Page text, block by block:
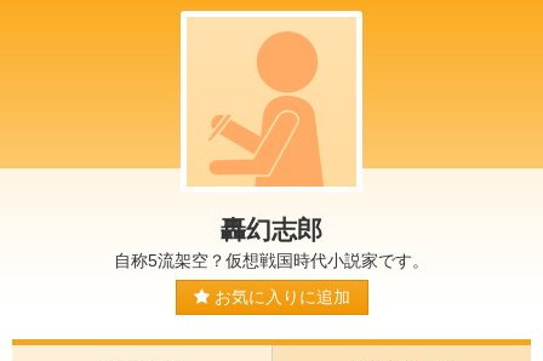
轟幻志郎
自称5流架空？仮想戦国時代小説家です。
お気に入りに追加